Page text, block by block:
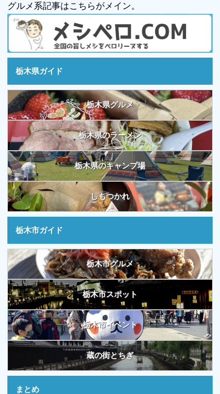
グルメ系記事はこちらがメイン。
栃木県ガイド
栃木県グルメ
栃木県のラーメン
栃木県のキャンプ場
しもつかれ
栃木市ガイド
栃木市グルメ
栃木市スポット
栃木市イベント
蔵の街とちぎ
まとめ